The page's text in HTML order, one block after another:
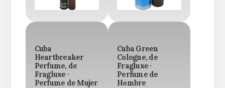
Cuba
Heartbreaker
Perfume, de
Fragluxe ·
Perfume de Mujer
Cuba Green
Cologne, de
Fragluxe ·
Perfume de
Hombre